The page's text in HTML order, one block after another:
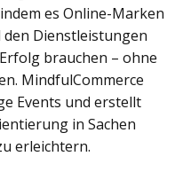
es Online-Marken
Dienstleistungen
brauchen – ohne
MindfulCommerce
Events und erstellt
in Sachen
erleichtern.